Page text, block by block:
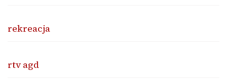
rekreacja
rtv agd